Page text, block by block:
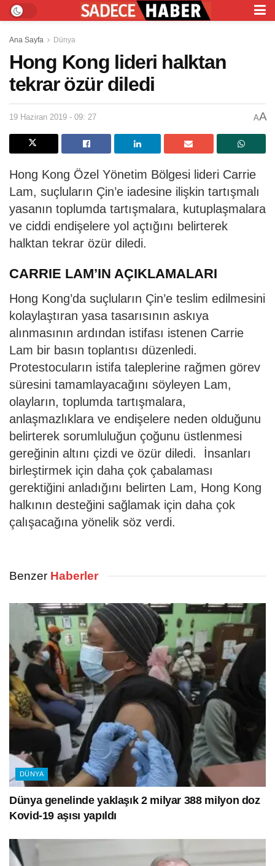
Ana Sayfa Dünya
Hong Kong lideri halktan
tekrar özür diledi
19 Haziran 2019 - 09: 27 AA
Hong Kong Özel Yönetim Bölgesi lideri Carrie
Lam, suçluların Çin’e iadesine ilişkin tartışmalı
yasanın toplumda tartışmalara, kutuplaşmalara
ve ciddi endişelere yol açtığını belirterek
halktan tekrar özür diledi.
CARRIE LAM’IN AÇIKLAMALARI
Hong Kong’da suçluların Çin’e teslim edilmesini
kolaylaştıran yasa tasarısının askıya
alınmasının ardından istifası istenen Carrie
Lam bir basın toplantısı düzenledi.
Protestocuların istifa taleplerine rağmen görev
süresini tamamlayacağını söyleyen Lam,
olayların, toplumda tartışmalara,
anlaşmazlıklara ve endişelere neden olduğunu
belirterek sorumluluğun çoğunu üstlenmesi
gereğinin altını çizdi ve özür diledi. İnsanları
birleştirmek için daha çok çabalaması
gerektiğini anladığını belirten Lam, Hong Kong
halkının desteğini sağlamak için daha çok
çalışacağına yönelik söz verdi.
Benzer Haberler
DÜNYA
Dünya genelinde yaklaşık 2 milyar 388 milyon doz
Kovid-19 aşısı yapıldı